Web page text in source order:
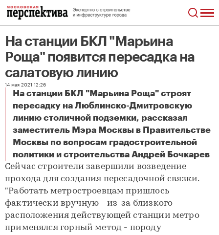
На станции БКЛ "Марьина
Роща" появится пересадка на
салатовую линию
14 мая 2021 12:26
На станции БКЛ "Марьина Роща" строят
пересадку на Люблинско-Дмитровскую
линию столичной подземки, рассказал
заместитель Мэра Москвы в Правительстве
Москвы по вопросам градостроительной
политики и строительства Андрей Бочкарев
На станции БКЛ "Марьина Роща" появится пересадка на салатовую линию
Сейчас строители завершили возведение
прохода для создания пересадочной связки.
"Работать метростроевцам пришлось
фактически вручную - из-за близкого
расположения действующей станции метро
применялся горный метод - породу